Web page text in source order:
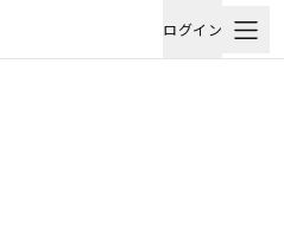
ログイン